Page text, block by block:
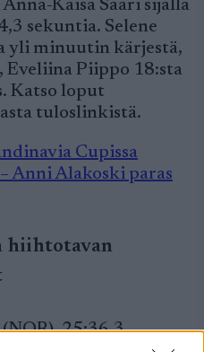
Kaisa Saari sijalla
sekuntia. Selene
yli minuutin kärjestä,
Eveliina Piippo 18:sta
Katso loput
tuloslinkistä.
Cupissa
Anni Alakoski paras
hiihtotavan
25:36.3